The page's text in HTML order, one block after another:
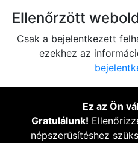
Ellenőrzött
Csak a bejelentkezett
ezekhez az
Ez az Ön
Gratulálunk!
népszerűsítéshez